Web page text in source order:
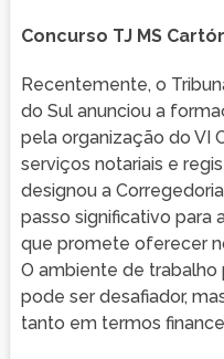
Concurso TJ MS
Recentemente, o
do Sul anunciou a
pela organização do VI
serviços notariais e
designou a
passo significativo para
que promete oferecer
O ambiente de trabalho
pode ser desafiador,
tanto em termos